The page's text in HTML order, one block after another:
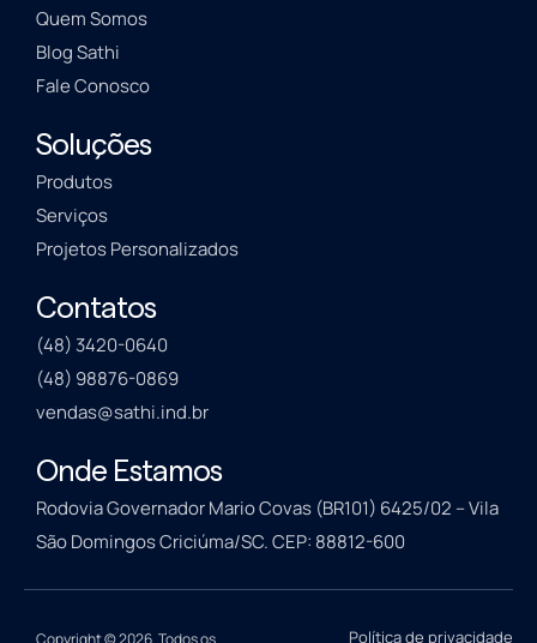
Quem Somos
Blog Sathi
Fale Conosco
Soluções
Produtos
Serviços
Projetos Personalizados
Contatos
(48) 3420-0640
(48) 98876-0869
vendas@sathi.ind.br
Onde Estamos
Rodovia Governador Mario Covas (BR101) 6425/02 – Vila
São Domingos Criciúma/SC. CEP: 88812-600
Política de privacidade